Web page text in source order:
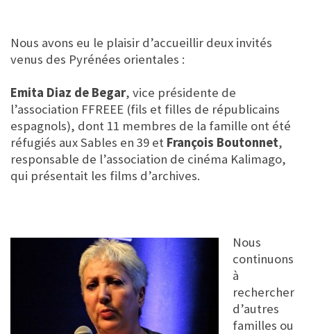
Nous avons eu le plaisir d’accueillir deux invités
venus des Pyrénées orientales :
Emita Diaz de Begar, vice présidente de
l’association FFREEE (fils et filles de républicains
espagnols), dont 11 membres de la famille ont été
réfugiés aux Sables en 39 et François Boutonnet,
responsable de l’association de cinéma Kalimago,
qui présentait les films d’archives.
Nous
continuons
à
rechercher
d’autres
familles ou